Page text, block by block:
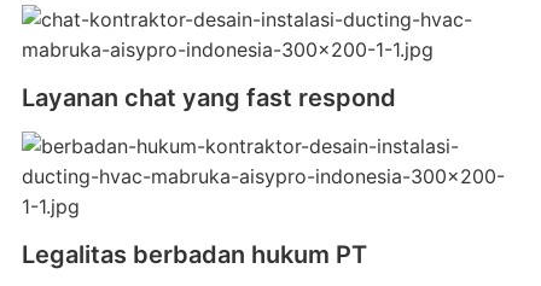
Layanan chat yang fast respond
Legalitas berbadan hukum PT